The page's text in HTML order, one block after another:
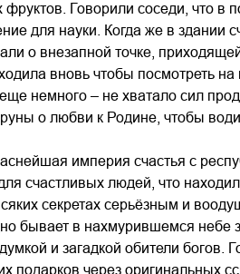
Говорили соседи, что в
для науки. Когда же в здании
о внезапной точке,
вновь чтобы посмотреть на
немного – не хватало сил
о любви к Родине, чтобы
империя счастья с
счастливых людей, что
секретах серьёзным и
бывает в нахмурившемся небе
и загадкой обители богов.
подарков через оригинальных